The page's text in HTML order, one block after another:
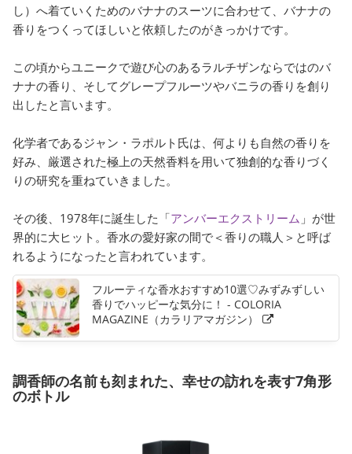
し）へ着ていくためのバナナのスーツに合わせて、バナナの
香りをつくってほしいと依頼したのがきっかけです。
この頃からユニークで遊び心のあるラルチザンならではのバ
ナナの香り、そしてグレープフルーツやバニラの香りを創り
出したと言います。
化学者であるジャン・ラポルト氏は、何よりも自然の香りを
好み、厳選された極上の天然香料を用いて独創的な香りづく
りの研究を重ねていきました。
その後、1978年に誕生した「アンバーエクストリーム 」が世
界的に大ヒット。香水の愛好家の間で＜香りの職人＞と呼ば
れるようになったと言われています。
フルーティな香水おすすめ10選♡みずみずしい
香りでハッピーな気分に！ - COLORIA
MAGAZINE（カラリアマガジン）
調香師の名前も刻まれた、幸せの訪れを表す7角形
のボトル